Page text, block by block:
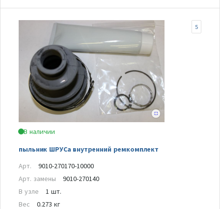
В наличии
пыльник ШРУСа внутренний ремкомплект
5
Арт.
9010-270170-10000
Арт. замены
9010-270140
В узле
1 шт.
Вес
0.273 кг